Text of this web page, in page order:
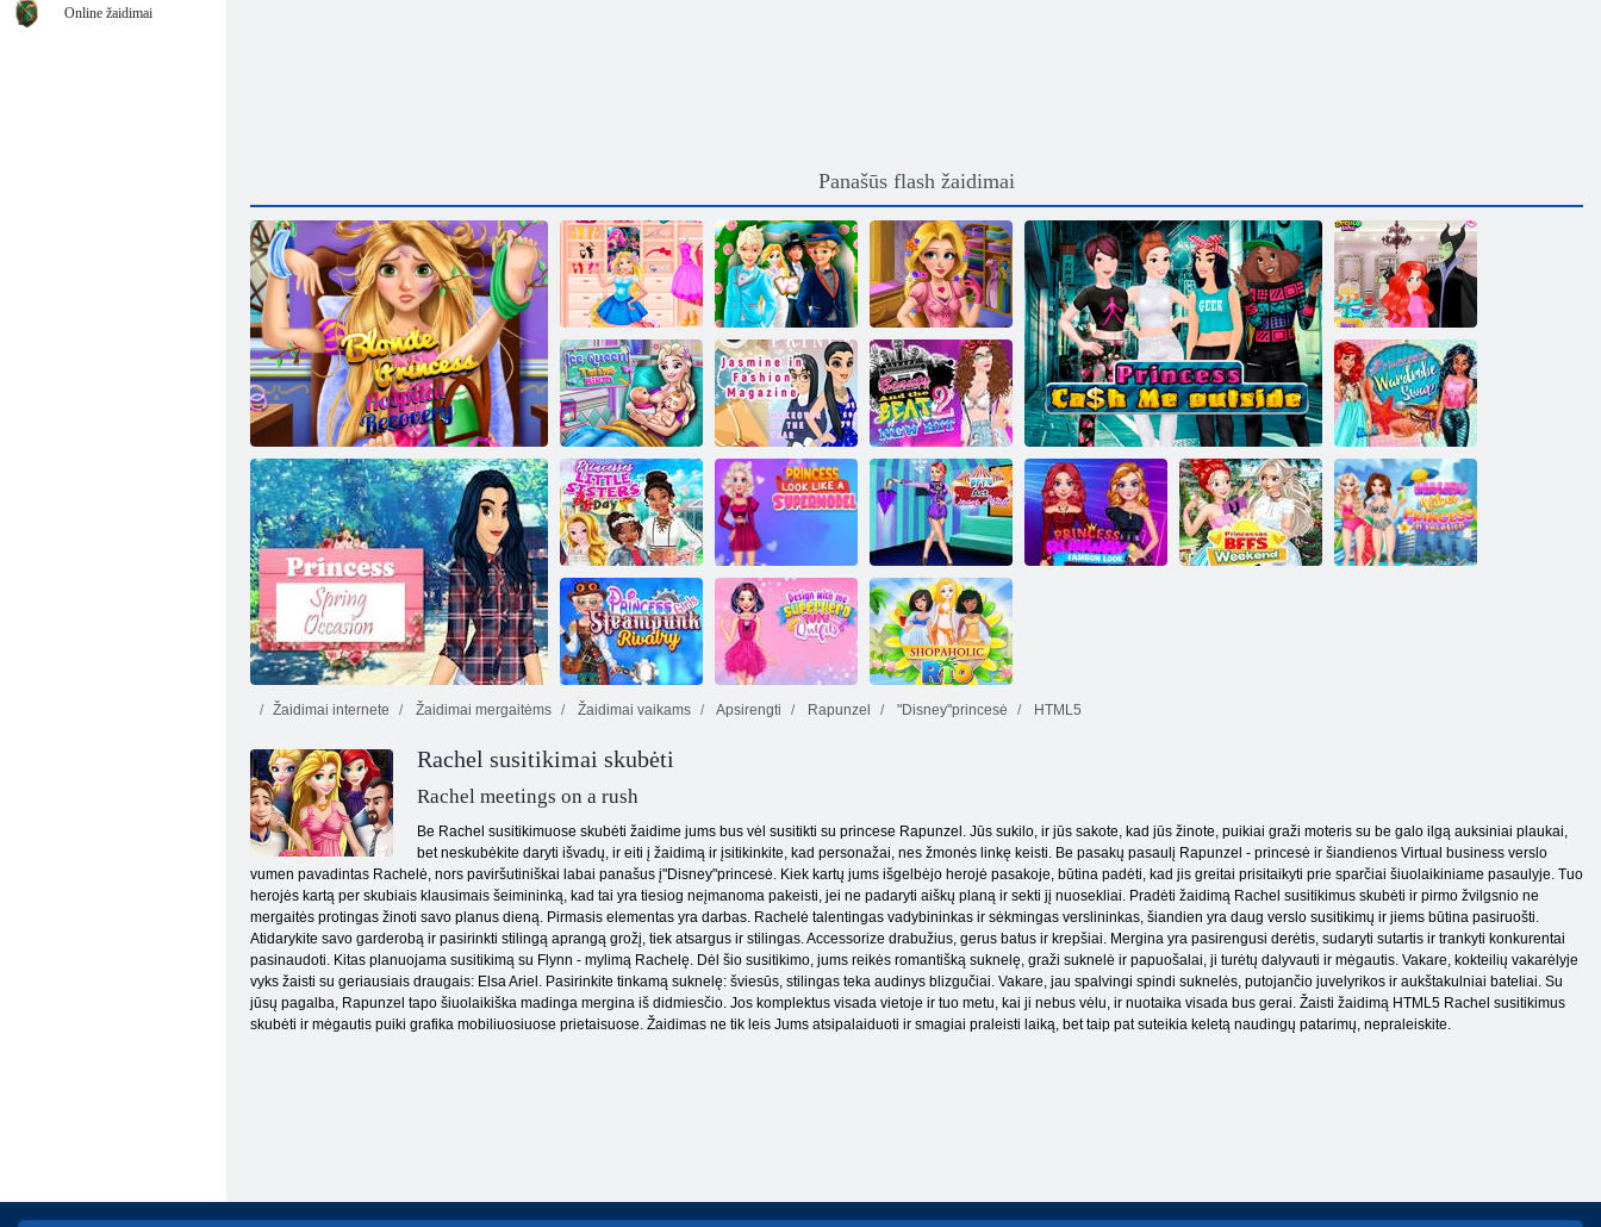
Panašūs flash žaidimai
Šviesiaplaukis princesė ligoninės atkūrimas
Saldūs princesė
Persirengimo
kambarys
Geriausias
žmogus ne
Rapunzel
Vestuvės
Šviesiaplaukis
princesė SPA
dieną
Princesė
Melagių diena
kirpykla
"Ice Queen
Twins Birth"
Žurnalas
Jasmine In
Princesės pavasario progos
„Beauty and The
Beat 2“ naujas
hitas
Jasmine ir Ariel
drabužių spintos
keitimas
Princesių
mažųjų seserų
diena
Princesė atrodo
kaip
supermodelis
BFFs akto cirko
artistas
Steampunk
konkurencija
Kurkite su
Žaidimai internete Žaidimai mergaitėms Žaidimai vaikams Apsirengti Rapunzel "Disney"princesė HTML5
Rachel susitikimai skubėti
Rachel meetings on a rush
Be Rachel susitikimuose skubėti žaidime jums bus vėl susitikti su princese Rapunzel. Jūs sukilo, ir jūs sakote, kad jūs žinote, puikiai graži moteris su be galo ilgą auksiniai plaukai,
bet neskubėkite daryti išvadų, ir eiti į žaidimą ir įsitikinkite, kad personažai, nes žmonės linkę keisti. Be pasakų pasaulį Rapunzel - princesė ir šiandienos Virtual business verslo
vumen pavadintas Rachelė, nors paviršutiniškai labai panašus į"Disney"princesė. Kiek kartų jums išgelbėjo herojė pasakoje, būtina padėti, kad jis greitai prisitaikyti prie sparčiai šiuolaikiniame pasaulyje. Tuo
herojės kartą per skubiais klausimais šeimininką, kad tai yra tiesiog neįmanoma pakeisti, jei ne padaryti aiškų planą ir sekti jį nuosekliai. Pradėti žaidimą Rachel susitikimus skubėti ir pirmo žvilgsnio ne
mergaitės protingas žinoti savo planus dieną. Pirmasis elementas yra darbas. Rachelė talentingas vadybininkas ir sėkmingas verslininkas, šiandien yra daug verslo susitikimų ir jiems būtina pasiruošti.
Atidarykite savo garderobą ir pasirinkti stilingą aprangą grožį, tiek atsargus ir stilingas. Accessorize drabužius, gerus batus ir krepšiai. Mergina yra pasirengusi derėtis, sudaryti sutartis ir trankyti konkurentai
pasinaudoti. Kitas planuojama susitikimą su Flynn - mylimą Rachelę. Dėl šio susitikimo, jums reikės romantišką suknelę, graži suknelė ir papuošalai, ji turėtų dalyvauti ir mėgautis. Vakare, kokteilių vakarėlyje
vyks žaisti su geriausiais draugais: Elsa Ariel. Pasirinkite tinkamą suknelę: šviesūs, stilingas teka audinys blizgučiai. Vakare, jau spalvingi spindi suknelės, putojančio juvelyrikos ir aukštakulniai bateliai. Su
jūsų pagalba, Rapunzel tapo šiuolaikiška madinga mergina iš didmiesčio. Jos komplektus visada vietoje ir tuo metu, kai ji nebus vėlu, ir nuotaika visada bus gerai. Žaisti žaidimą HTML5 Rachel susitikimus
skubėti ir mėgautis puiki grafika mobiliuosiuose prietaisuose. Žaidimas ne tik leis Jums atsipalaiduoti ir smagiai praleisti laiką, bet taip pat suteikia keletą naudingų patarimų, nepraleiskite.
Online žaidimai